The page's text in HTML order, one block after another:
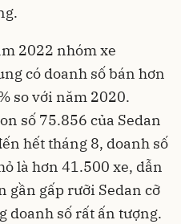
2022 nhóm xe
có doanh số bán hơn
so với năm 2020.
số 75.856 của Sedan
hết tháng 8, doanh số
là hơn 41.500 xe, dẫn
gần gấp rưỡi Sedan cỡ
doanh số rất ấn tượng.